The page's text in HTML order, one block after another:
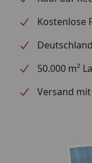
Kostenlose
50.000 m²
Versand